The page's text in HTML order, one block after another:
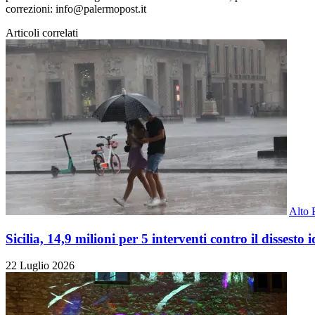
correzioni: info@palermopost.it
Articoli correlati
Alto
Sicilia, 14,9 milioni per 5 interventi contro il dissesto
22 Luglio 2026